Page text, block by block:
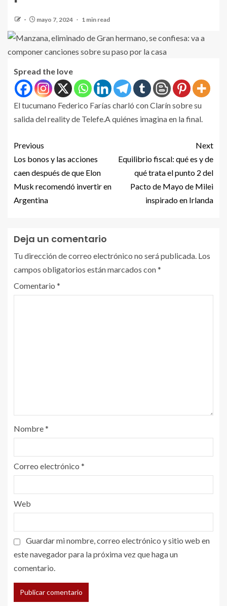
mayo 7, 2024 1 min read
Spread the love
El tucumano Federico Farías charló con Clarín sobre su
salida del reality de Telefe.A quiénes imagina en la final.
Previous
Los bonos y las acciones
caen después de que Elon
Musk recomendó invertir en
Argentina
Next
Equilibrio fiscal: qué es y de
qué trata el punto 2 del
Pacto de Mayo de Milei
inspirado en Irlanda
Deja un comentario
Tu dirección de correo electrónico no será publicada. Los
campos obligatorios están marcados con*
Comentario *
Nombre*
Correo electrónico *
Web
Guardar mi nombre, correo electrónico y sitio web en
este navegador para la próxima vez que haga un
comentario.